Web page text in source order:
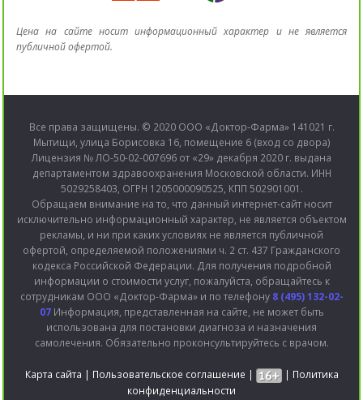
Цена на сайте носит информационный характер и не является
публичной офертой.
Все права защищены. © 2020 ООО «Доктор-Фарма» 141021 г.
Мытищи, улица Борисовка 16, помещение 6 (вход со двора)
Лицензия № ЛО-50-02-007696 от «29» декабря 2020 г. выдана
департаментом здравоохранения Московской области. ИНН
5029258403, ОГРН 1205000090525, КПП 502901001.
Обращаем внимание на то, что данный интернет-сайт носит
исключительно информационный характер, не является объектом
рекламы, и ни при каких условиях не является публичной
офертой, определяемой положениями ч. 2 ст. 437 Гражданского
кодекса Российской Федерации. Для получения подробной
информации о стоимости услуг, пожалуйста, обращайтесь к
сотрудникам ООО «Доктор-Фарма» и по телефону 8 (495) 132-02-
07Информация, представленная на сайте, не может быть
использована для постановки диагноза и назначения
самолечения. Обязательно проконсультируйтесь с врачом.
Карта сайта | Пользовательское соглашение | | Политика
конфиденциальности